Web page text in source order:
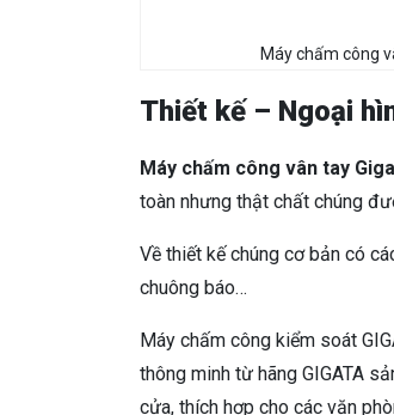
Máy chấm công
Thiết kế – Ngoại
Máy chấm công vân tay
toàn nhưng thật chất chúng
Về thiết kế chúng cơ bản có
chuông báo…
Máy chấm công kiểm soát
thông minh từ hãng GIGATA
cửa, thích hợp cho các văn